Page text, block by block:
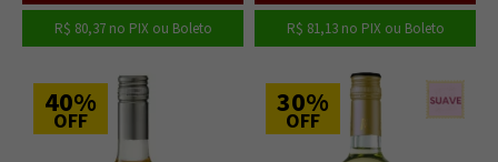
R$ 80,37no PIX ou Boleto R$ 81,13no PIX ou Boleto
40%
OFF
30%
OFF